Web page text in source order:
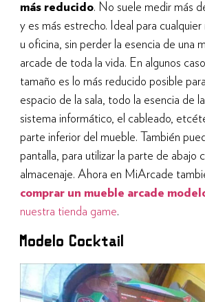
más reducido. No suele medir más
y es más estrecho. Ideal para
u oficina, sin perder la esencia de una
arcade de toda la vida. En algunos
tamaño es lo más reducido posible
espacio de la sala, todo la esencia de
sistema informático, el cableado,
parte inferior del mueble. También
pantalla, para utilizar la parte de abajo
almacenaje. Ahora en MiArcade
comprar un mueble arcade
nuestra tienda game.
Modelo Cocktail